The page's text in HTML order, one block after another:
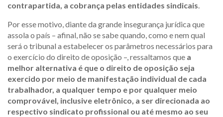
contrapartida, a cobrança pelas entidades sindicais.
Por esse motivo, diante da grande insegurança jurídica que
assola o país – afinal, não se sabe quando, como e nem qual
será o tribunal a estabelecer os parâmetros necessários para
o exercício do direito de oposição –, ressaltamos que a
melhor alternativa é que o direito de oposição seja
exercido por meio de manifestação individual de cada
trabalhador, a qualquer tempo e por qualquer meio
comprovável, inclusive eletrônico, a ser direcionada ao
respectivo sindicato profissional ou até mesmo ao seu